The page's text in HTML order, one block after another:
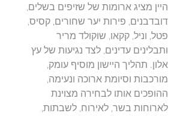
היין מציג ארומות של שזיפים בשלים,
דובדבנים, פירות יער שחורים, קסיס,
פטל, וניל, קקאו, שוקולד מריר
ותבלינים עדינים, לצד נגיעות של עץ
אלון. תהליך היישון מוסיף עומק,
מורכבות וסיומת ארוכה ונעימה,
ההופכים אותו לבחירה מצוינת
לארוחות בשר, לאירוח, לשבתות,